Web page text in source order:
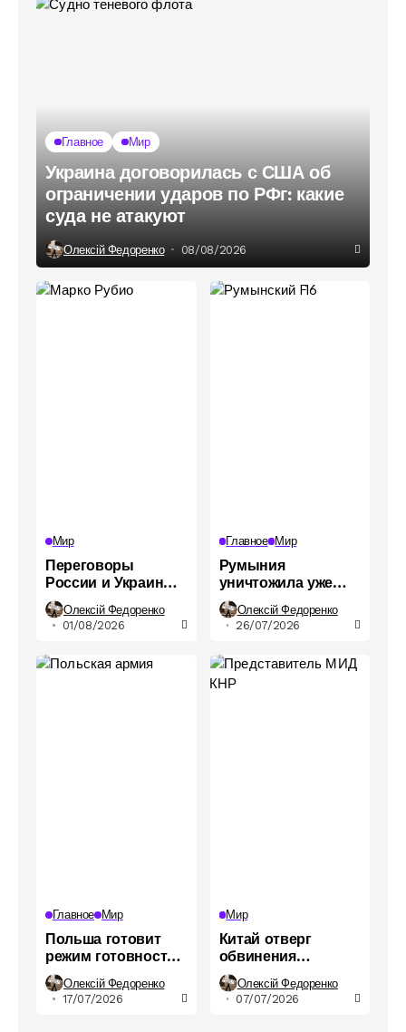
Главное Мир
Украина договорилась с США об
ограничении ударов по РФг: какие
суда не атакуют
Олексій Федоренко 08/08/2026
Мир
Переговоры
России и Украины:
США намерены
возобновить
диалог в
ближайшие недели
Олексій Федоренко
01/08/2026
Главное Мир
Румыния
уничтожила уже
третий
беспилотник за три
дня: что известно
Олексій Федоренко
26/07/2026
Главное Мир
Польша готовит
режим готовности к
войне: что
предусматривает
закон
Олексій Федоренко
17/07/2026
Мир
Китай отверг
обвинения
Германии: в Пекине
отрицают
подготовку
Олексій Федоренко
07/07/2026